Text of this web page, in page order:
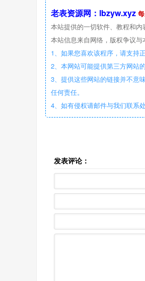
老表资源网：lbzyw.xyz
本站提供的一切软件、教程和
本站信息来自网络，版权争议与
1、如果您喜欢该程序，请支持
2、本网站可能提供第三方网站
3、提供这些网站的链接并不意
任何责任。
4、如有侵权请邮件与我们联系
发表评论：